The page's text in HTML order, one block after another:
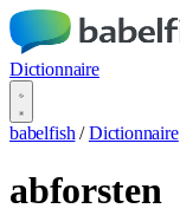
Dictionnaire
babelfish / Dictionnaire
abforsten